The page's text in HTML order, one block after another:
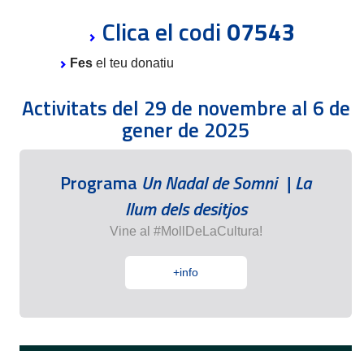
Clica el codi07543
Fesel teu donatiu
Activitats del 29 de novembre al 6 de
gener de 2025
Programa Un Nadal de Somni | La
llum dels desitjos
Vine al #MollDeLaCultura!
+info